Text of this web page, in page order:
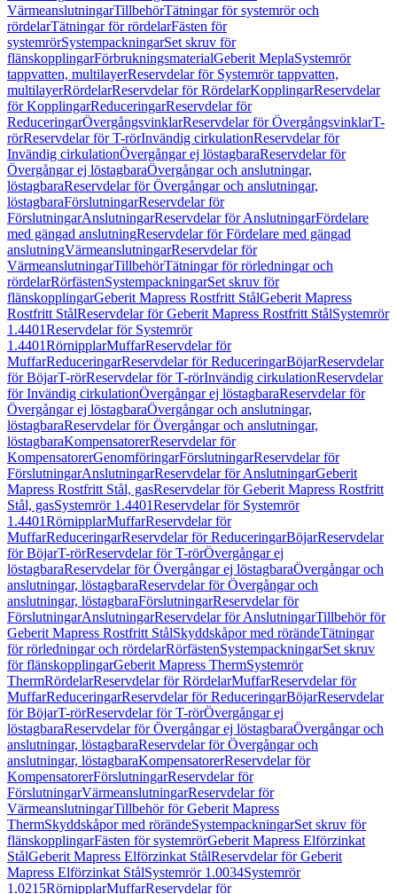
VärmeanslutningarTillbehörTätningar för systemrör och
rördelarTätningar för rördelarFästen för
systemrörSystempackningarSet skruv för
flänskopplingarFörbrukningsmaterialGeberit MeplaSystemrör
tappvatten, multilayerReservdelar för Systemrör tappvatten,
multilayerRördelarReservdelar för RördelarKopplingarReservdelar
för KopplingarReduceringarReservdelar för
ReduceringarÖvergångsvinklarReservdelar för ÖvergångsvinklarT-
rörReservdelar för T-rörInvändig cirkulationReservdelar för
Invändig cirkulationÖvergångar ej löstagbaraReservdelar för
Övergångar ej löstagbaraÖvergångar och anslutningar,
löstagbaraReservdelar för Övergångar och anslutningar,
löstagbaraFörslutningarReservdelar för
FörslutningarAnslutningarReservdelar för AnslutningarFördelare
med gängad anslutningReservdelar för Fördelare med gängad
anslutningVärmeanslutningarReservdelar för
VärmeanslutningarTillbehörTätningar för rörledningar och
rördelarRörfästenSystempackningarSet skruv för
flänskopplingarGeberit Mapress Rostfritt StålGeberit Mapress
Rostfritt StålReservdelar för Geberit Mapress Rostfritt StålSystemrör
1.4401Reservdelar för Systemrör
1.4401RörnipplarMuffarReservdelar för
MuffarReduceringarReservdelar för ReduceringarBöjarReservdelar
för BöjarT-rörReservdelar för T-rörInvändig cirkulationReservdelar
för Invändig cirkulationÖvergångar ej löstagbaraReservdelar för
Övergångar ej löstagbaraÖvergångar och anslutningar,
löstagbaraReservdelar för Övergångar och anslutningar,
löstagbaraKompensatorerReservdelar för
KompensatorerGenomföringarFörslutningarReservdelar för
FörslutningarAnslutningarReservdelar för AnslutningarGeberit
Mapress Rostfritt Stål, gasReservdelar för Geberit Mapress Rostfritt
Stål, gasSystemrör 1.4401Reservdelar för Systemrör
1.4401RörnipplarMuffarReservdelar för
MuffarReduceringarReservdelar för ReduceringarBöjarReservdelar
för BöjarT-rörReservdelar för T-rörÖvergångar ej
löstagbaraReservdelar för Övergångar ej löstagbaraÖvergångar och
anslutningar, löstagbaraReservdelar för Övergångar och
anslutningar, löstagbaraFörslutningarReservdelar för
FörslutningarAnslutningarReservdelar för AnslutningarTillbehör för
Geberit Mapress Rostfritt StålSkyddskåpor med rörändeTätningar
för rörledningar och rördelarRörfästenSystempackningarSet skruv
för flänskopplingarGeberit Mapress ThermSystemrör
ThermRördelarReservdelar för RördelarMuffarReservdelar för
MuffarReduceringarReservdelar för ReduceringarBöjarReservdelar
för BöjarT-rörReservdelar för T-rörÖvergångar ej
löstagbaraReservdelar för Övergångar ej löstagbaraÖvergångar och
anslutningar, löstagbaraReservdelar för Övergångar och
anslutningar, löstagbaraKompensatorerReservdelar för
KompensatorerFörslutningarReservdelar för
FörslutningarVärmeanslutningarReservdelar för
VärmeanslutningarTillbehör för Geberit Mapress
ThermSkyddskåpor med rörändeSystempackningarSet skruv för
flänskopplingarFästen för systemrörGeberit Mapress Elförzinkat
StålGeberit Mapress Elförzinkat StålReservdelar för Geberit
Mapress Elförzinkat StålSystemrör 1.0034Systemrör
1.0215RörnipplarMuffarReservdelar för